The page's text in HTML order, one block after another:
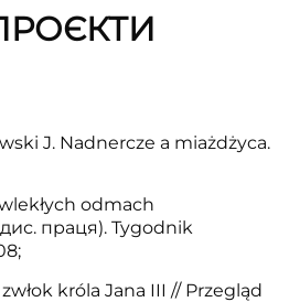
J. Nadnercze a miażdżyca.
odmach
праця). Tygodnik
króla Jana III // Przegląd